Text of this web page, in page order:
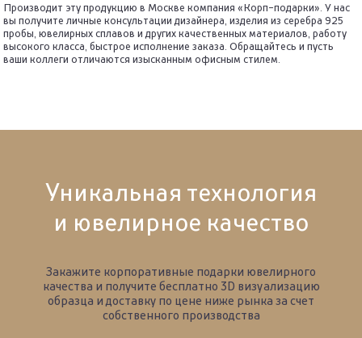
Производит эту продукцию в Москве компания «Корп-подарки». У нас
вы получите личные консультации дизайнера, изделия из серебра 925
пробы, ювелирных сплавов и других качественных материалов, работу
высокого класса, быстрое исполнение заказа. Обращайтесь и пусть
ваши коллеги отличаются изысканным офисным стилем.
Уникальная технология
и ювелирное качество
Закажите корпоративные подарки ювелирного
качества и получите бесплатно 3D визуализацию
образца и доставку по цене ниже рынка за счет
собственного производства